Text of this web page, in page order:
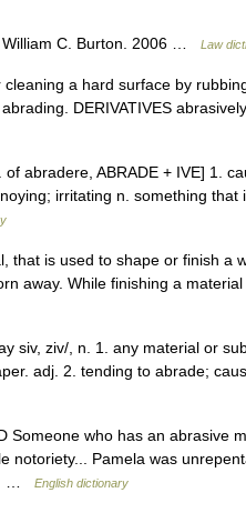
C. Burton. 2006 … Law
a hard surface by
DERIVATIVES
abradere, ABRADE + IVE] 1.
irritating n. something that
is used to shape or finish a
away. While finishing a
siv, ziv/, n. 1. any material or
adj. 2. tending to abrade;
Someone who has an abrasive
notoriety... Pamela was
…
English dictionary